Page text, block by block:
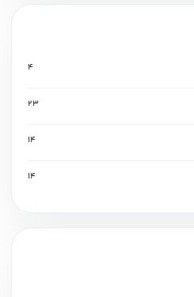
4
23
14
14